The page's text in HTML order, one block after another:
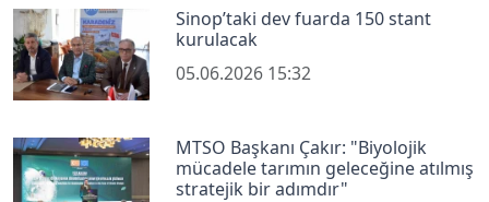
Sinop’taki dev fuarda 150 stant
kurulacak
05.06.2026 15:32
MTSO Başkanı Çakır: "Biyolojik
mücadele tarımın geleceğine atılmış
stratejik bir adımdır"